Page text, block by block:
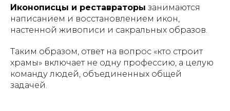
Иконописцы и реставраторы занимаются
написанием и восстановлением икон,
настенной живописи и сакральных образов.
Таким образом, ответ на вопрос «кто строит
храмы» включает не одну профессию, а целую
команду людей, объединенных общей
задачей.